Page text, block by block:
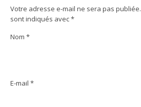
Votre adresse e-mail ne sera pas publiée.
sont indiqués avec*
Nom *
E-mail *